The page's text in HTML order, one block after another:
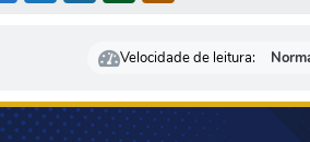
Velocidade de leitura: